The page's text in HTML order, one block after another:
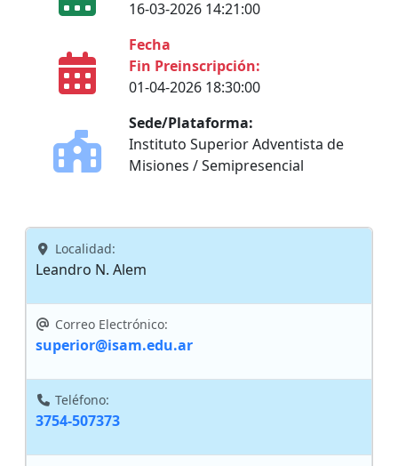
16-03-2026 14:21:00
Fecha
Fin Preinscripción:
01-04-2026 18:30:00
Sede/Plataforma:
Instituto Superior Adventista de
Misiones / Semipresencial
Localidad:
Leandro N. Alem
Correo Electrónico:
superior@isam.edu.ar
Teléfono:
3754-507373